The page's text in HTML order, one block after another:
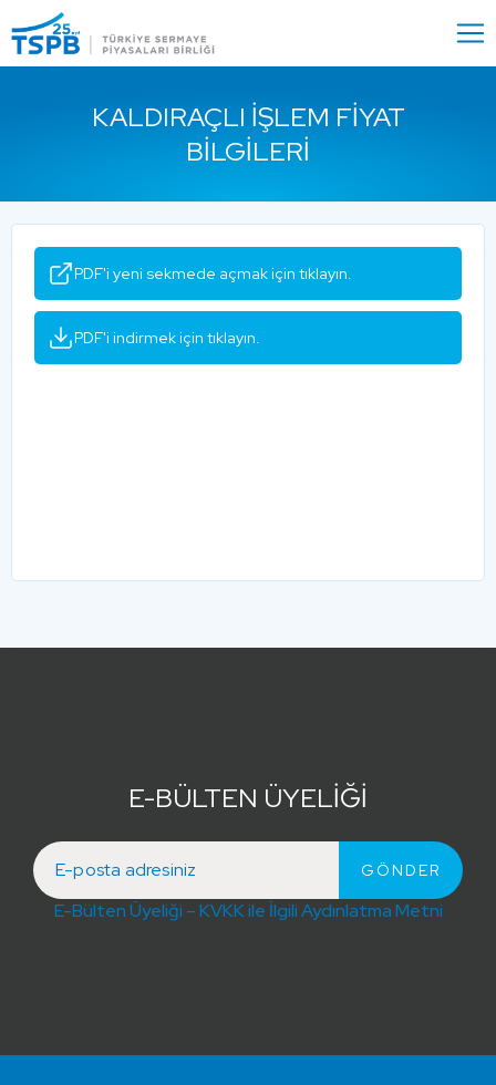
Close
KALDIRAÇLI İŞLEM FIYAT
BILGILERI
PDF'i yeni sekmede açmak için tıklayın.
PDF'i indirmek için tıklayın.
E-BÜLTEN ÜYELİĞİ
E-Bülten Üyeliği – KVKK ile İlgili Aydınlatma Metni